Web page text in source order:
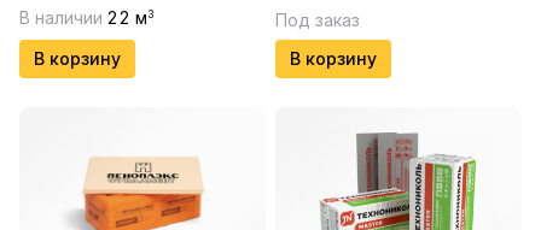
В наличии 22 м 3
В корзину
Под заказ
В корзину